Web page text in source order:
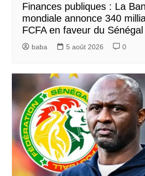
Finances publiques : La
mondiale annonce 340
FCFA en faveur du Sénégal
baba 5 août 2026 0